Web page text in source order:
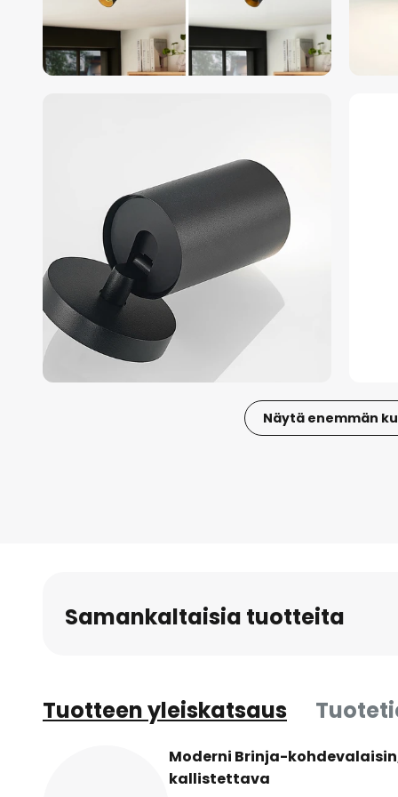
Näytä enemmän
Samankaltaisia tuotteita
Tuotteen yleiskatsaus
Moderni Brinja-
kallistettava